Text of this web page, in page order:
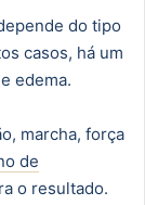
do tipo
casos, há um
edema.
marcha, força
de
o resultado.